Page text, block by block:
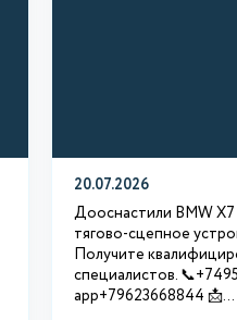
20.07.2026
Дооснастили BMW
тягово-сцепное
Получите
специалистов.
app+79623668844 📩...